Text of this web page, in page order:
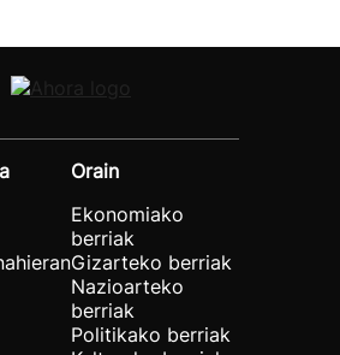
Orain
Ekonomiako
berriak
Gizarteko berriak
Nazioarteko
berriak
Politikako berriak